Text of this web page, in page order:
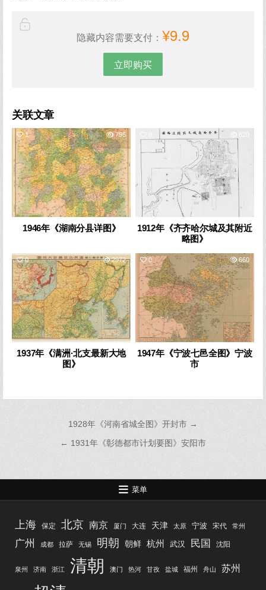
隐藏内容需要支付： ¥9.9
立即购买
关联文章
1 796
1946年《湖南分县详图》
1912年《齐齐哈尔城及其附近
略图》
0 2972
1937年《满洲·北支最新大地
图》
0 660
1947年《宁波七邑全图》宁波
市
航
1928年《河南省城全图》开封市 →
← 1931年《彰德都市计划要图》安阳市
菜单
上海 保定 北京 南京 厦门 大连 天津 太原 宁波 宋代 常州
广州 成都 拉萨 无锡 明朝 朝鲜 杭州 武汉 民国 沈阳
泉州 济南 浙江 清朝 澳门 热河 甘孜 盐城 福州 舟山 苏州